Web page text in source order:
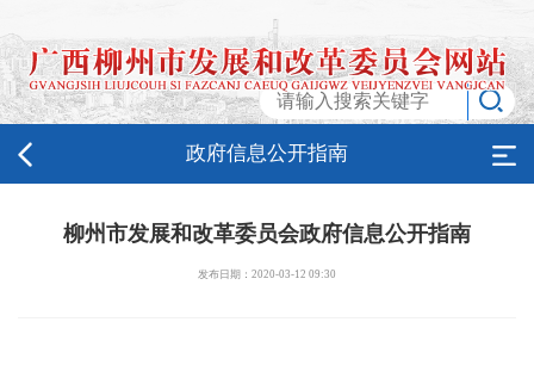
政府信息公开指南
柳州市发展和改革委员会政府信息公开指南
发布日期：2020-03-12 09:30